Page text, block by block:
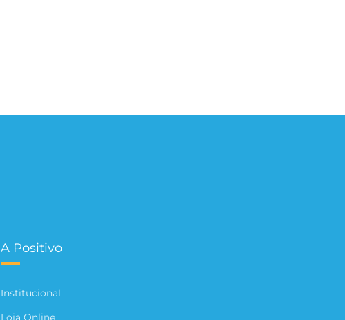
A Positivo
Institucional